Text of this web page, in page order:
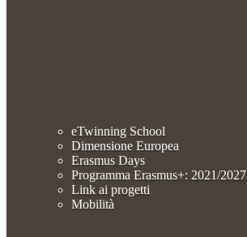
eTwinning School
Dimensione Europea
Erasmus Days
Programma Erasmus+: 2021/2027
Link ai progetti
Mobilità